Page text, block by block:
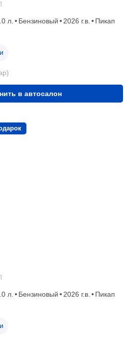
л. Бензиновый 2026 г.в. Пикап
в автосалон
л. Бензиновый 2026 г.в. Пикап